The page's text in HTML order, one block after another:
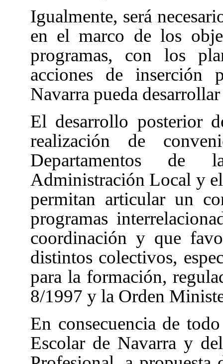
Igualmente, será
en el marco de los
programas, con los
acciones de inserción
Navarra pueda
El desarrollo posterior
realización de
Departamentos de
Administración Local y
permitan articular un
programas
coordinación y que
distintos colectivos,
para la formación,
8/1997 y la Orden
En consecuencia de
Escolar de Navarra y